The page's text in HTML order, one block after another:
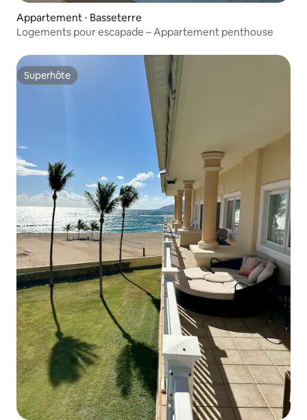
Appartement ⋅ Basseterre
Logements pour escapade – Appartement penthouse
Superhôte
Superhôte